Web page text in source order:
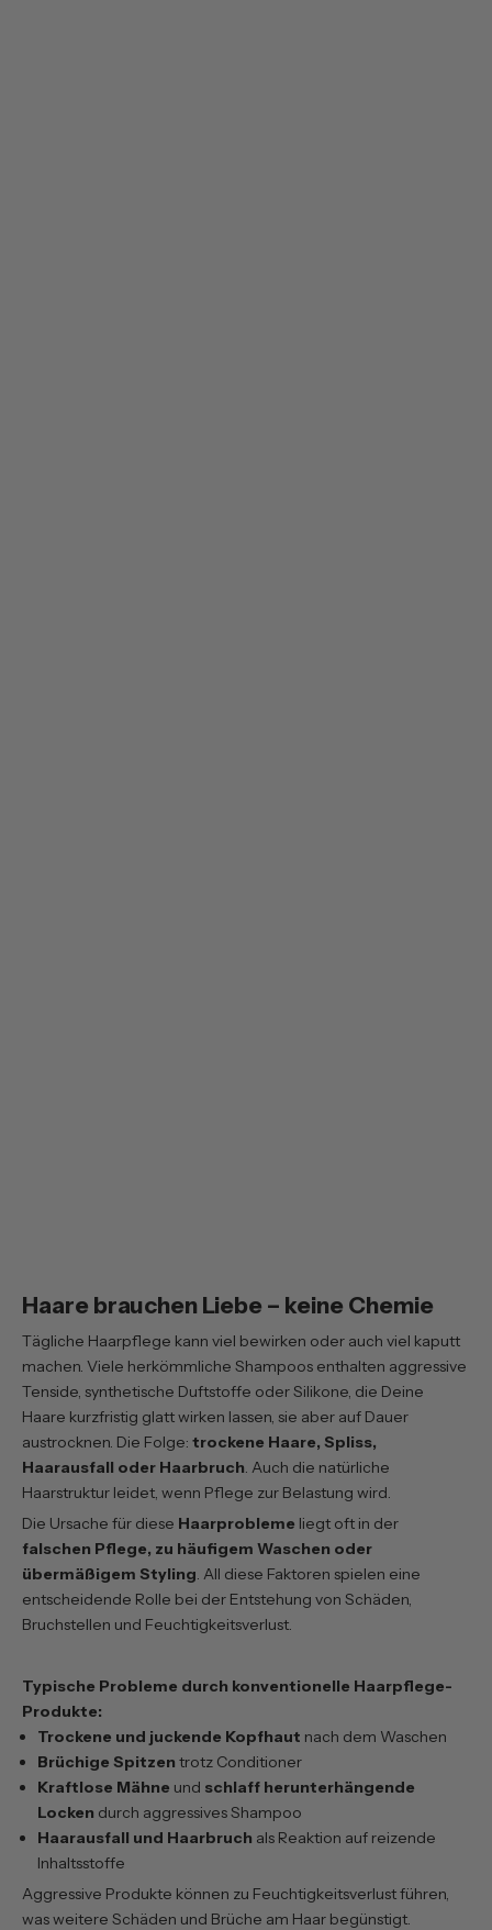
Haare brauchen Liebe – keine Chemie
Tägliche Haarpflege kann viel bewirken oder auch viel kaputt
machen. Viele herkömmliche Shampoos enthalten aggressive
Tenside, synthetische Duftstoffe oder Silikone, die Deine
Haare kurzfristig glatt wirken lassen, sie aber auf Dauer
austrocknen. Die Folge: trockene Haare, Spliss,
Haarausfall oder Haarbruch. Auch die natürliche
Haarstruktur leidet, wenn Pflege zur Belastung wird.
Die Ursache für diese Haarprobleme liegt oft in der
falschen Pflege, zu häufigem Waschen oder
übermäßigem Styling. All diese Faktoren spielen eine
entscheidende Rolle bei der Entstehung von Schäden,
Bruchstellen und Feuchtigkeitsverlust.
Typische Probleme durch konventionelle Haarpflege-
Produkte:
Trockene und juckende Kopfhaut nach dem Waschen
Brüchige Spitzen trotz Conditioner
Kraftlose Mähne und schlaff herunterhängende
Locken durch aggressives Shampoo
Haarausfall und Haarbruch als Reaktion auf reizende
Inhaltsstoffe
Aggressive Produkte können zu Feuchtigkeitsverlust führen,
was weitere Schäden und Brüche am Haar begünstigt.